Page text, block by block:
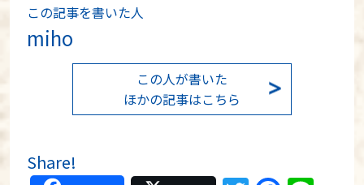
この記事を書いた人
miho
この人が書いた
ほかの記事はこちら
Share!